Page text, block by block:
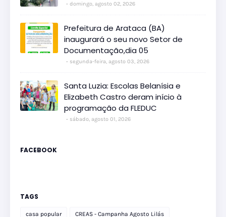
domingo, agosto 02, 2026
Prefeitura de Arataca (BA)
inaugurará o seu novo Setor de
Documentação,dia 05
segunda-feira, agosto 03, 2026
Santa Luzia: Escolas Belanísia e
Elizabeth Castro deram início à
programação da FLEDUC
sábado, agosto 01, 2026
FACEBOOK
TAGS
casa popular CREAS - Campanha Agosto Lilás